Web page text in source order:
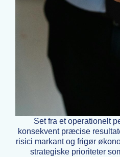
Set fra et operationelt
konsekvent præcise
risici markant og frigør
strategiske prioriteter